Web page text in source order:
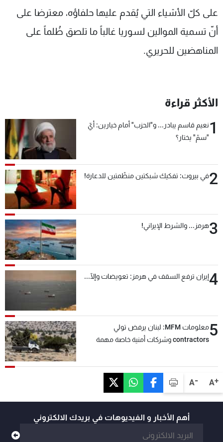
A+
A-
على كلّ الأشياء التي يُقدم عليها حلفاؤه، معترضا على
أنّ تسمية الموالين لسوريا غالباً ما تلصق ظُلماً على
المناهضين للحريري.
الأكثر قراءة
1نعيم قاسم يبادر... و"الحزب" أمام خيارين: أيّ
"سمّ" يختار؟
2في بيروت: تفكيك شبكتين منظّمتين للدعارة!
3هرمز... والشرط الإيراني!
4إيران ترفع السقف في هرمز: تعويضات وإلّا...
5
معلومات MFM: لبنان يرفض تولي
contractors وشركات أمنية خاصة مهمة
أهم الأخبار و الفيديوهات في بريدك الالكتروني